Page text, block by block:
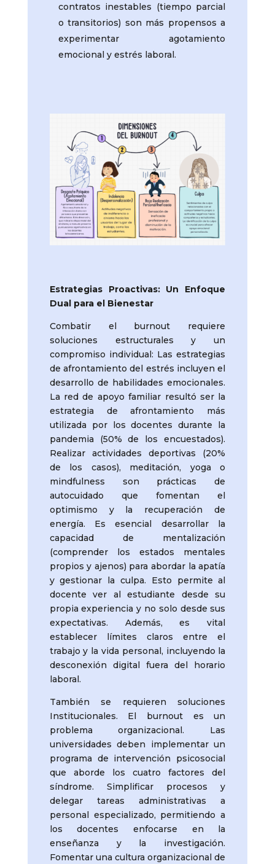
contratos inestables (tiempo parcial
o transitorios) son más propensos a
experimentar agotamiento
emocional y estrés laboral.
Estrategias Proactivas: Un Enfoque
Dual para el Bienestar
Combatir el burnout requiere
soluciones estructurales y un
compromiso individual: Las estrategias
de afrontamiento del estrés incluyen el
desarrollo de habilidades emocionales.
La red de apoyo familiar resultó ser la
estrategia de afrontamiento más
utilizada por los docentes durante la
pandemia (50% de los encuestados).
Realizar actividades deportivas (20%
de los casos), meditación, yoga o
mindfulness son prácticas de
autocuidado que fomentan el
optimismo y la recuperación de
energía. Es esencial desarrollar la
capacidad de mentalización
(comprender los estados mentales
propios y ajenos) para abordar la apatía
y gestionar la culpa. Esto permite al
docente ver al estudiante desde su
propia experiencia y no solo desde sus
expectativas. Además, es vital
establecer límites claros entre el
trabajo y la vida personal, incluyendo la
desconexión digital fuera del horario
laboral.
También se requieren soluciones
Institucionales. El burnout es un
problema organizacional. Las
universidades deben implementar un
programa de intervención psicosocial
que aborde los cuatro factores del
síndrome. Simplificar procesos y
delegar tareas administrativas a
personal especializado, permitiendo a
los docentes enfocarse en la
enseñanza y la investigación.
Fomentar una cultura organizacional de